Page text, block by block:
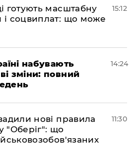
готують масштабну
і соцвиплат: що може
15:12
набувають
зміни: повний
14:24
нові правила
"Оберіг": що
11:30